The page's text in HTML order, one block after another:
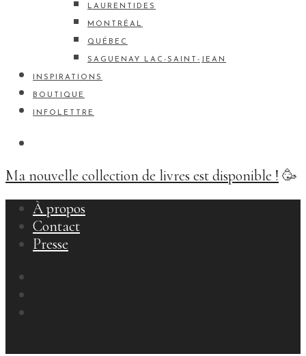
LAURENTIDES
MONTRÉAL
QUÉBEC
SAGUENAY LAC-SAINT-JEAN
INSPIRATIONS
BOUTIQUE
INFOLETTRE
Ma nouvelle collection de livres est disponible ! 🥳
À propos
Contact
Presse